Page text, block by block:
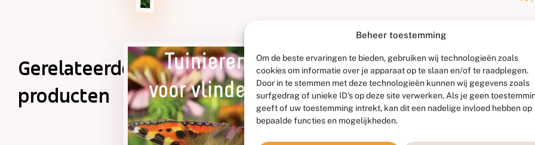
Beheer toestemming
Om de beste ervaringen te bieden, gebruiken wij technologieën zoals
cookies om informatie over je apparaat op te slaan en/of te raadplegen.
Door in te stemmen met deze technologieën kunnen wij gegevens zoals
surfgedrag of unieke ID's op deze site verwerken. Als je geen
geeft of uw toestemming intrekt, kan dit een nadelige invloed hebben op
bepaalde functies en mogelijkheden.
Gerelateerde
producten